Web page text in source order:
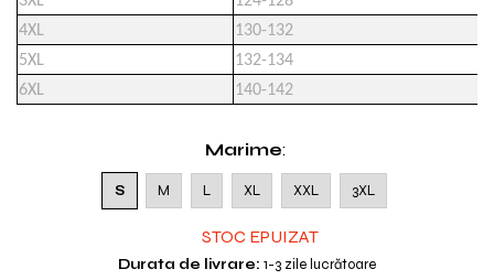
4XL
130-132
5XL
132-134
6XL
140-142
Marime:
S M L XL XXL 3XL
STOC EPUIZAT
Durata de livrare: 1-3 zile lucrătoare